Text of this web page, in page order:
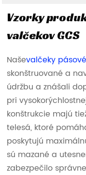
Vzorky
valčekov GCS
Naševalčeky
skonštruované a
údržbu a znášali
pri
konštrukcie majú
telesá, ktoré
poskytujú
sú mazané a
zabezpečilo